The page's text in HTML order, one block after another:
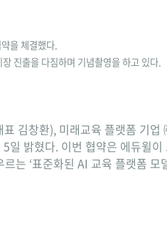
을 체결했다.
진출을 다짐하며 기념촬영을 하고 있다.
김창환), 미래교육 플랫폼 기업
일 밝혔다. 이번 협약은 에듀윌이
는 ‘표준화된 AI 교육 플랫폼 모